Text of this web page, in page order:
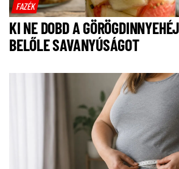
FAZÉK
KI NE DOBD A
BELŐLE SAVANYÚSÁGOT